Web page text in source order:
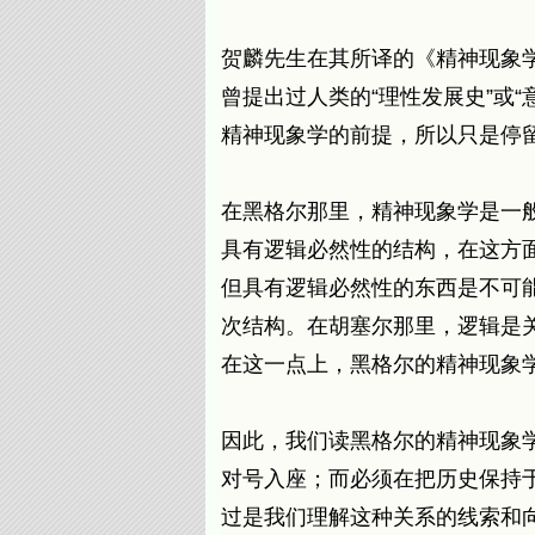
贺麟先生在其所译的《精神现象
曾提出过人类的“理性发展史”或
精神现象学的前提，所以只是停
在黑格尔那里，精神现象学是一
具有逻辑必然性的结构，在这方
但具有逻辑必然性的东西是不可
次结构。在胡塞尔那里，逻辑是
在这一点上，黑格尔的精神现象
因此，我们读黑格尔的精神现
对号入座；而必须在把历史保持
过是我们理解这种关系的线索和